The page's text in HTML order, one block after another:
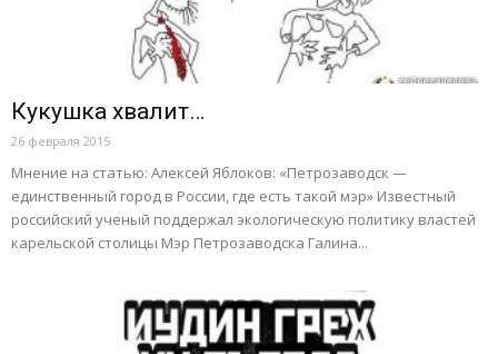
Кукушка хвалит…
26 февраля 2015
Мнение на статью: Алексей Яблоков: «Петрозаводск —
единственный город в России, где есть такой мэр» Известный
российский ученый поддержал экологическую политику властей
карельской столицы Мэр Петрозаводска Галина...